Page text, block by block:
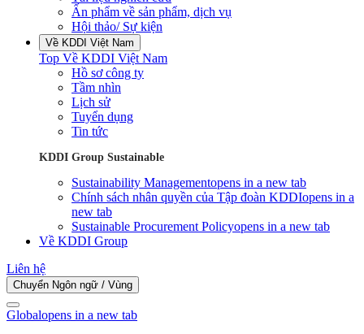
Ấn phẩm về sản phẩm, dịch vụ
Hội thảo/ Sự kiện
Về KDDI Việt Nam
Top Về KDDI Việt Nam
Hồ sơ công ty
Tầm nhìn
Lịch sử
Tuyển dụng
Tin tức
KDDI Group Sustainable
Sustainability Managementopens in a new tab
Chính sách nhân quyền của Tập đoàn KDDIopens in a
new tab
Sustainable Procurement Policyopens in a new tab
Về KDDI Group
Liên hệ
Chuyển Ngôn ngữ / Vùng
Globalopens in a new tab